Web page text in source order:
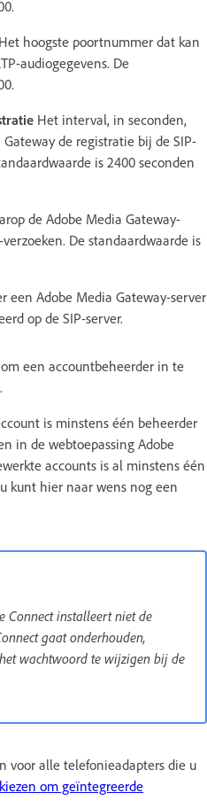
Het hoogste poortnummer dat kan
audiogegevens. De
Het interval, in seconden,
de registratie bij de SIP-
is 2400 seconden
de Adobe Media Gateway-
De standaardwaarde is
een Adobe Media Gateway-server
op de SIP-server.
een accountbeheerder in te
is minstens één beheerder
in de webtoepassing Adobe
accounts is al minstens één
kunt hier naar wens nog een
Connect installeert niet de
gaat onderhouden,
wachtwoord te wijzigen bij de
voor alle telefonieadapters die u
om geïntegreerde